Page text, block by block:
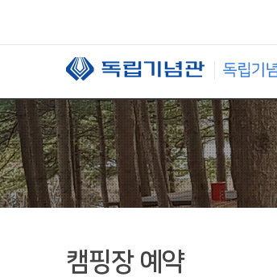
캠핑장 예약